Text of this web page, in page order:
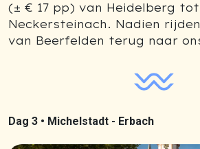
(± € 17 pp) van Heidelberg tot
Neckersteinach. Nadien
van Beerfelden terug naar
Dag 3 • Michelstadt - Erbach